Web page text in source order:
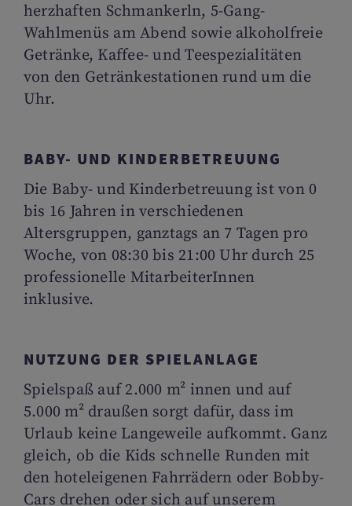
herzhaften Schmankerln, 5-Gang-
Wahlmenüs am Abend sowie alkoholfreie
Getränke, Kaffee- und Teespezialitäten
von den Getränkestationen rund um die
Uhr.
BABY- UND KINDERBETREUUNG
Die Baby- und Kinderbetreuung ist von 0
bis 16 Jahren in verschiedenen
Altersgruppen, ganztags an 7 Tagen pro
Woche, von 08:30 bis 21:00 Uhr durch 25
professionelle MitarbeiterInnen
inklusive.
NUTZUNG DER SPIELANLAGE
Spielspaß auf 2.000 m² innen und auf
5.000 m² draußen sorgt dafür, dass im
Urlaub keine Langeweile aufkommt. Ganz
gleich, ob die Kids schnelle Runden mit
den hoteleigenen Fahrrädern oder Bobby-
Cars drehen oder sich auf unserem